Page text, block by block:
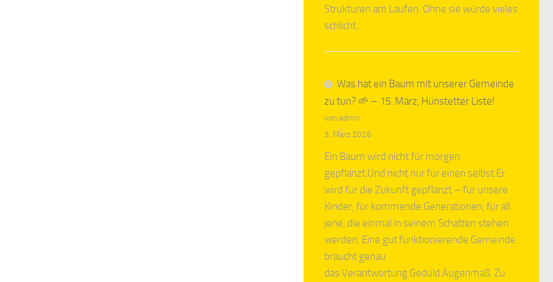
Strukturen am Laufen. Ohne sie würde vieles
schlicht...
Was hat ein Baum mit unserer Gemeinde
zu tun? 🌱 – 15. März, Hünstetter Liste!
von admin
3. März 2026
Ein Baum wird nicht für morgen
gepflanzt.Und nicht nur für einen selbst.Er
wird für die Zukunft gepflanzt – für unsere
Kinder, für kommende Generationen, für all
jene, die einmal in seinem Schatten stehen
werden. Eine gut funktionierende Gemeinde
braucht genau
das:Verantwortung.Geduld.Augenmaß. Zu